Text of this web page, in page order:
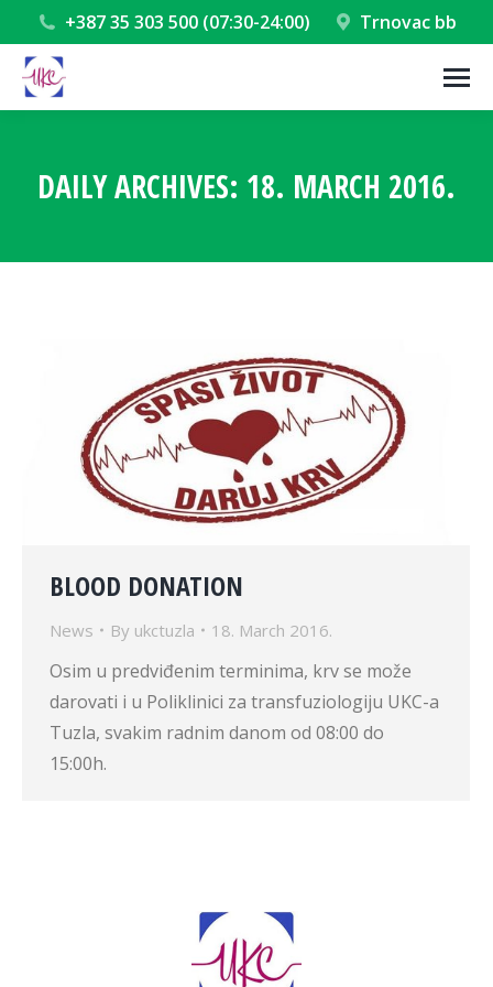
+387 35 303 500 (07:30-24:00) Trnovac bb
DAILY ARCHIVES: 18. MARCH 2016.
BLOOD DONATION
News By ukctuzla 18. March 2016.
Osim u predviđenim terminima, krv se može
darovati i u Poliklinici za transfuziologiju UKC-a
Tuzla, svakim radnim danom od 08:00 do
15:00h.